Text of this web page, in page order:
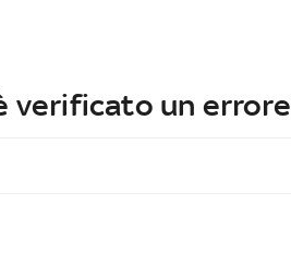
verificato un errore